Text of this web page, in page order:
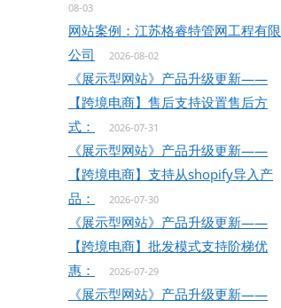
08-03
网站案例：江苏格睿特管网工程有限
公司
2026-08-02
《展示型网站》产品升级更新——
【跨境电商】售后支持设置售后方
式：
2026-07-31
《展示型网站》产品升级更新——
【跨境电商】支持从shopify导入产
品：
2026-07-30
《展示型网站》产品升级更新——
【跨境电商】批发模式支持阶梯优
惠：
2026-07-29
《展示型网站》产品升级更新——